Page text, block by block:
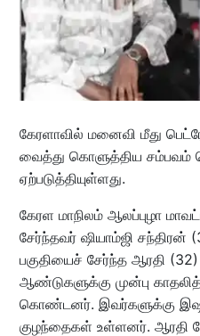
கேரளாவில் மனைவி மீது
வைத்து கொளுத்திய சம்பவம்
ஏற்படுத்தியுள்ளது.
கேரள மாநிலம் ஆலப்புழா
சேர்ந்தவர் ஷியாம்ஜி
பகுதியைச் சேர்ந்த ஆரதி
ஆண்டுகளுக்கு முன்பு
கொண்டனர். இவர்களுக்கு
குழந்தைகள் உள்ளனர். ஆரதி